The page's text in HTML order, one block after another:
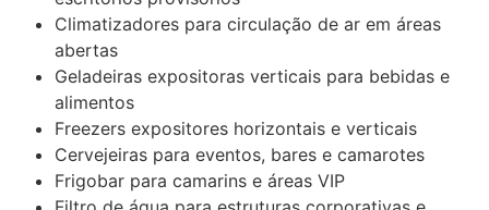
Climatizadores para circulação de ar em áreas
abertas
Geladeiras expositoras verticais para bebidas e
alimentos
Freezers expositores horizontais e verticais
Cervejeiras para eventos, bares e camarotes
Frigobar para camarins e áreas VIP